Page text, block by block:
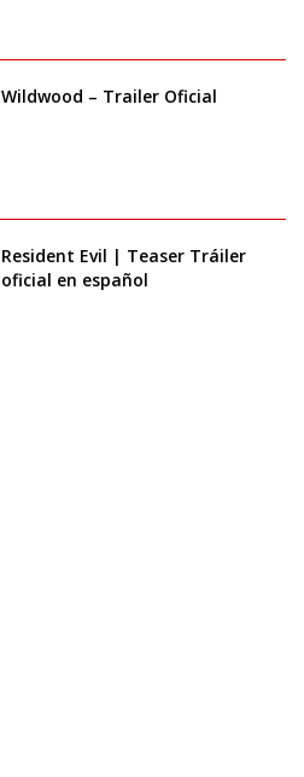
Wildwood – Trailer Oficial
Resident Evil | Teaser Tráiler
oficial en español